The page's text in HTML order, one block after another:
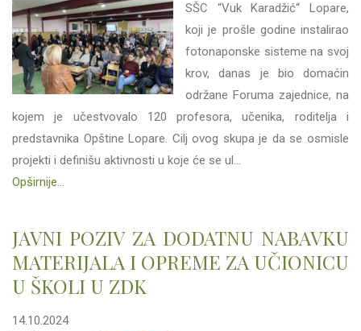
SŠC “Vuk Karadžić“ Lopare,
koji je prošle godine instalirao
fotonaponske sisteme na svoj
krov, danas je bio domaćin
održane Foruma zajednice, na
kojem je učestvovalo 120 profesora, učenika, roditelja i
predstavnika Opštine Lopare. Cilj ovog skupa je da se osmisle
projekti i definišu aktivnosti u koje će se ul...
Opširnije...
JAVNI POZIV ZA DODATNU NABAVKU
MATERIJALA I OPREME ZA UČIONICU
U ŠKOLI U ZDK
14.10.2024